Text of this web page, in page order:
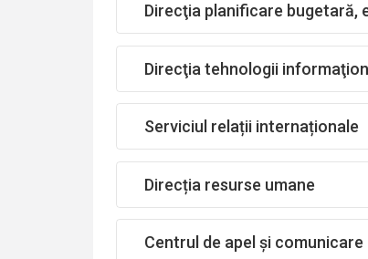
Direcţia planificare bugetară,
Direcţia tehnologii
Serviciul relații internaționale
Direcția resurse umane
Centrul de apel și comunicare